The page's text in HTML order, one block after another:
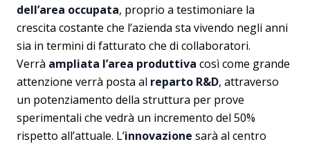
dell’area occupata, proprio a testimoniare la
crescita costante che l’azienda sta vivendo negli anni
sia in termini di fatturato che di collaboratori.
Verrà ampliata l’area produttiva così come grande
attenzione verrà posta al reparto R&D, attraverso
un potenziamento della struttura per prove
sperimentali che vedrà un incremento del 50%
rispetto all’attuale. L’innovazione sarà al centro